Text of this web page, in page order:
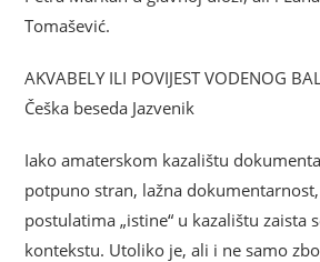
Tomašević.
AKVABELY ILI POVIJEST VODENOG
Češka beseda Jazvenik
Iako amaterskom kazalištu
potpuno stran, lažna
postulatima „istine“ u kazalištu zaista
kontekstu. Utoliko je, ali i ne samo